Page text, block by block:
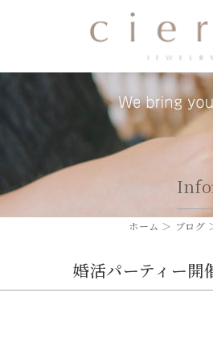
ホーム ＞ ブログ
婚活パーティー開